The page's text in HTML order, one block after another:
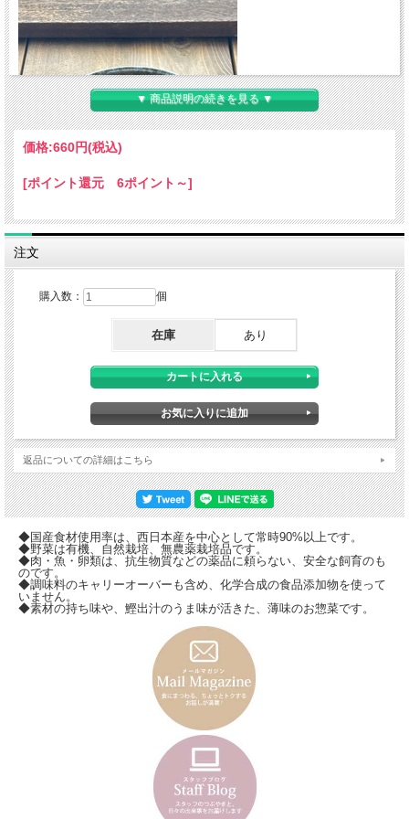
ふんわりとやわらかな身に、しっかりと旨みを湛えた春の味覚「鰆（さわら）」。
からりと香ばしく揚げました。 仕上げには、奈良県で無農薬・無化学肥料で育て
られた貴重な実山椒を、まろやかなべっこう餡に加えて。 ひと口ごとにふわりと
香る山椒の風味と、やさしいぴりっと感が後を引く、季節を感じる一品です。
【内容量 100ｇ アレルギー表示 大豆・小麦】
▼ 商品説明の続きを見る ▼
価格:660円(税込)
[ポイント還元 6ポイント～]
注文
購入数： 個
在庫 あり
返品についての詳細はこちら
◆国産食材使用率は、西日本産を中心として常時90%以上です。
◆野菜は有機、自然栽培、無農薬栽培品です。
◆肉・魚・卵類は、抗生物質などの薬品に頼らない、安全な飼育のも
のです。
◆調味料のキャリーオーバーも含め、化学合成の食品添加物を使って
いません。
◆素材の持ち味や、鰹出汁のうま味が活きた、薄味のお惣菜です。